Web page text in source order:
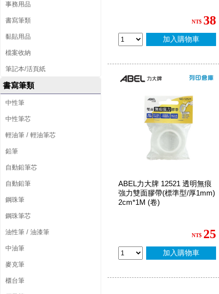
事務用品
書寫筆類
黏貼用品
檔案收納
筆記本/活頁紙
書寫筆類
中性筆
中性筆芯
輕油筆 / 輕油筆芯
鉛筆
自動鉛筆芯
自動鉛筆
鋼珠筆
鋼珠筆芯
油性筆 / 油漆筆
中油筆
麥克筆
櫃台筆
NT$ 38
加入購物車
ABEL力大牌 12521 透明無痕
強力雙面膠帶(標準型/厚1mm)
2cm*1M (卷)
NT$ 25
加入購物車